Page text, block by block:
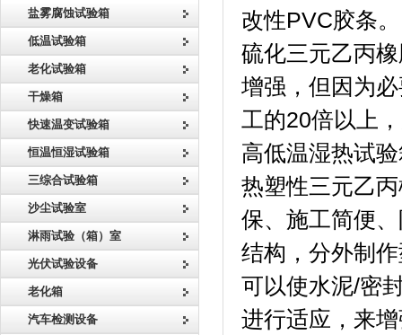
盐雾腐蚀试验箱
低温试验箱
老化试验箱
干燥箱
快速温变试验箱
恒温恒湿试验箱
三综合试验箱
沙尘试验室
淋雨试验（箱）室
光伏试验设备
老化箱
汽车检测设备
改性PVC胶条。
硫化三元乙丙
增强，但因为
工的20倍以上
高低温湿热试
热塑性三元乙
保、施工简便
结构，分外制
可以使水泥/密
进行适应，来